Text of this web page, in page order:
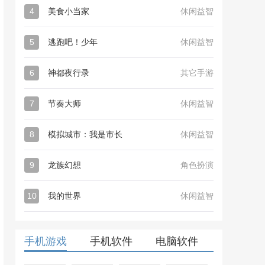
4 美食小当家 休闲益智
5 逃跑吧！少年 休闲益智
6 神都夜行录 其它手游
7 节奏大师 休闲益智
8 模拟城市：我是市长 休闲益智
9 龙族幻想 角色扮演
10 我的世界 休闲益智
手机游戏 手机软件 电脑软件